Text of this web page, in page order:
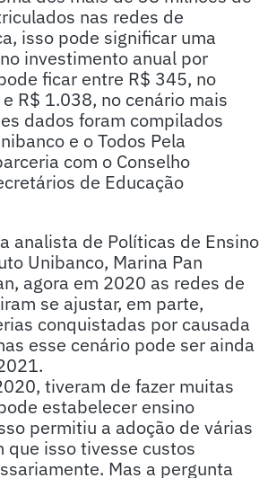
nas redes de
isso pode significar uma
investimento anual por
ficar entre R$ 345, no
R$ 1.038, no cenário mais
dados foram compilados
e o Todos Pela
com o Conselho
de Educação
analista de Políticas de Ensino
Unibanco, Marina Pan
agora em 2020 as redes de
se ajustar, em parte,
conquistadas por causada
esse cenário pode ser ainda
tiveram de fazer muitas
estabelecer ensino
permitiu a adoção de várias
que isso tivesse custos
Mas a pergunta